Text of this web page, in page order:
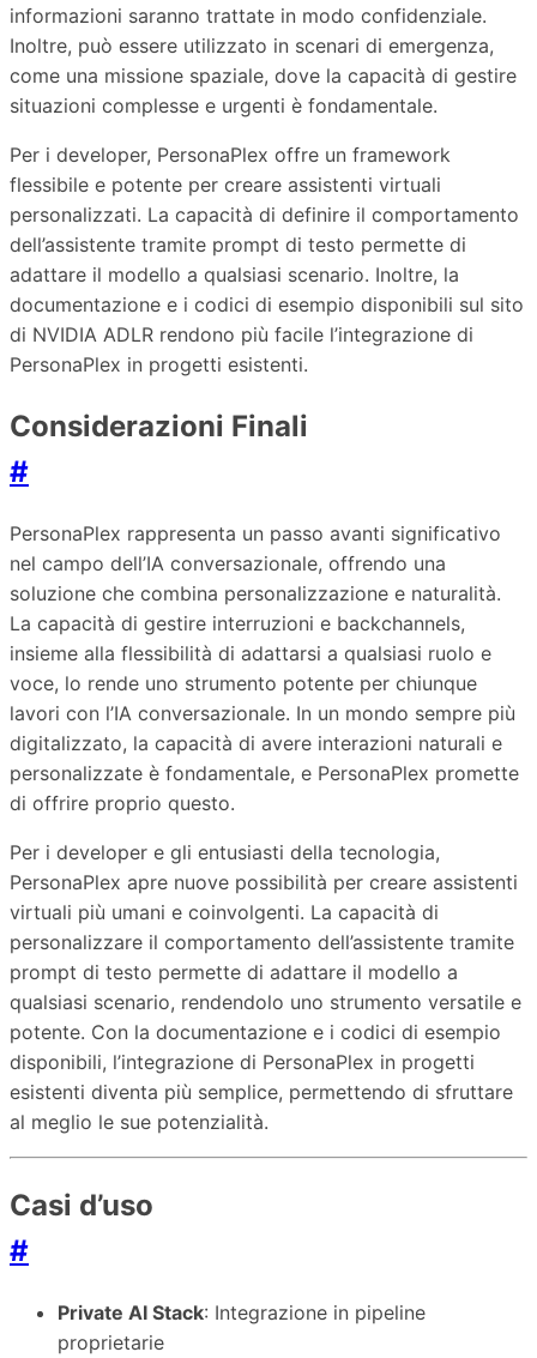
informazioni saranno trattate in modo confidenziale.
Inoltre, può essere utilizzato in scenari di emergenza,
come una missione spaziale, dove la capacità di gestire
situazioni complesse e urgenti è fondamentale.
Per i developer, PersonaPlex offre un framework
flessibile e potente per creare assistenti virtuali
personalizzati. La capacità di definire il comportamento
dell’assistente tramite prompt di testo permette di
adattare il modello a qualsiasi scenario. Inoltre, la
documentazione e i codici di esempio disponibili sul sito
di NVIDIA ADLR rendono più facile l’integrazione di
PersonaPlex in progetti esistenti.
Considerazioni Finali
#
PersonaPlex rappresenta un passo avanti significativo
nel campo dell’IA conversazionale, offrendo una
soluzione che combina personalizzazione e naturalità.
La capacità di gestire interruzioni e backchannels,
insieme alla flessibilità di adattarsi a qualsiasi ruolo e
voce, lo rende uno strumento potente per chiunque
lavori con l’IA conversazionale. In un mondo sempre più
digitalizzato, la capacità di avere interazioni naturali e
personalizzate è fondamentale, e PersonaPlex promette
di offrire proprio questo.
Per i developer e gli entusiasti della tecnologia,
PersonaPlex apre nuove possibilità per creare assistenti
virtuali più umani e coinvolgenti. La capacità di
personalizzare il comportamento dell’assistente tramite
prompt di testo permette di adattare il modello a
qualsiasi scenario, rendendolo uno strumento versatile e
potente. Con la documentazione e i codici di esempio
disponibili, l’integrazione di PersonaPlex in progetti
esistenti diventa più semplice, permettendo di sfruttare
al meglio le sue potenzialità.
Casi d’uso
#
Private AI Stack: Integrazione in pipeline
proprietarie